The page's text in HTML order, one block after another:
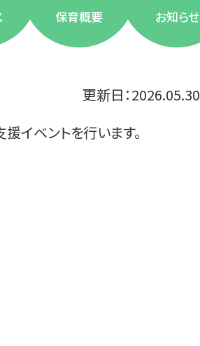
保育概要 お知らせ
更新日：2026.05.30
イベントを行います。